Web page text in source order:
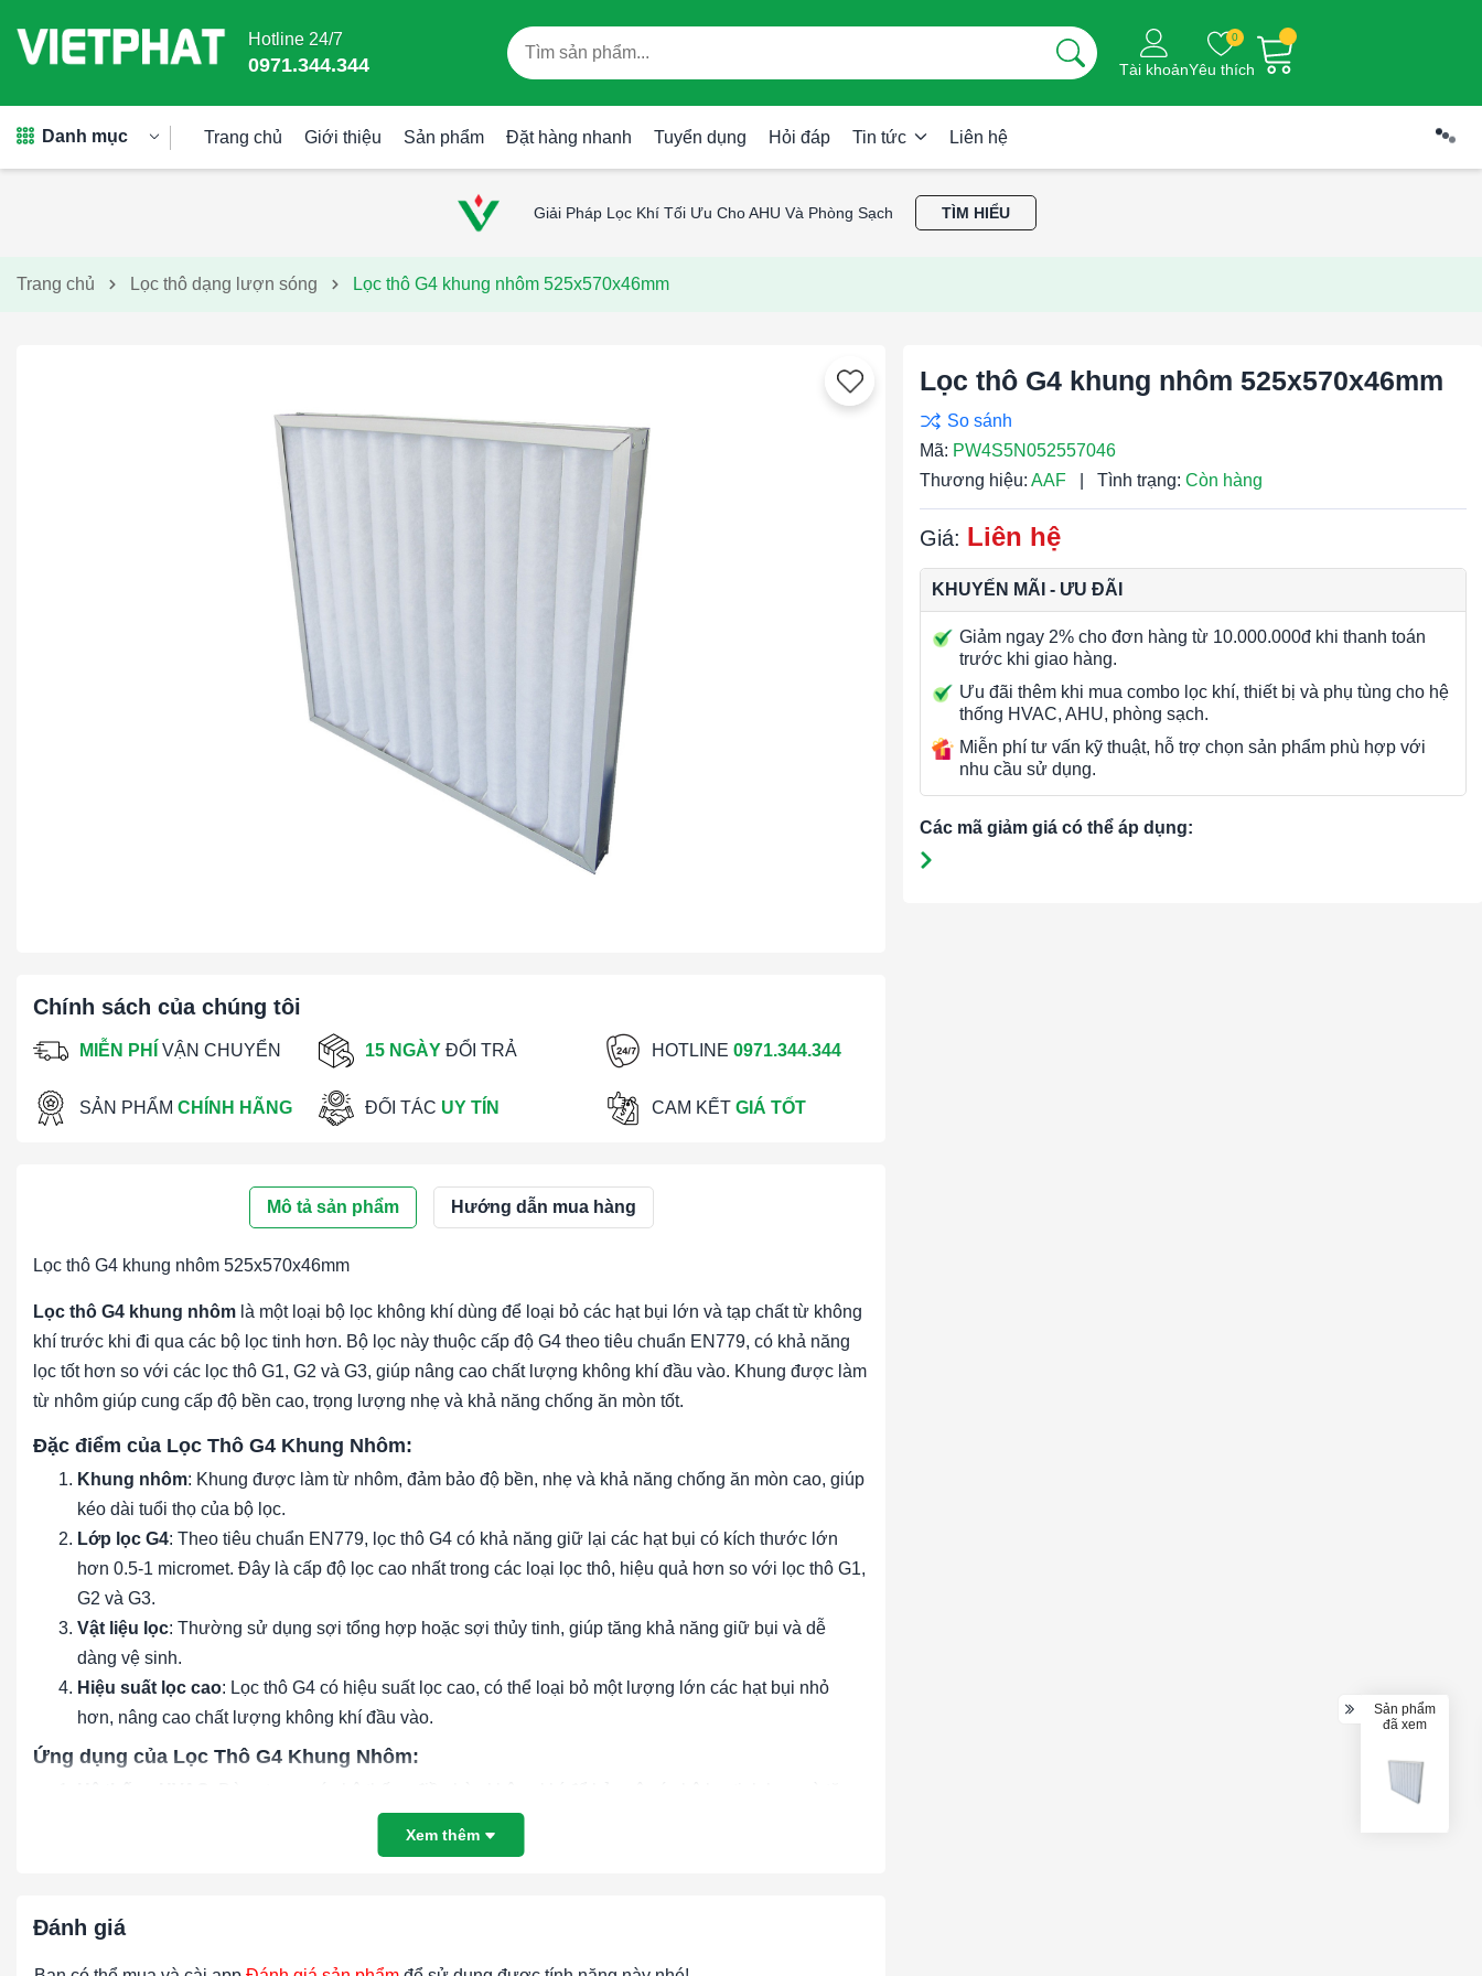
Hotline 24/7
0971.344.344 Tài khoản
0
Yêu thích
Danh mục Trang chủ Giới thiệu Sản phẩm Đặt hàng nhanh Tuyển dụng Hỏi đáp Tin tức Liên hệ
Giải Pháp Lọc Khí Tối Ưu Cho AHU Và Phòng Sạch TÌM HIỂU
Trang chủ Lọc thô dạng lượn sóng Lọc thô G4 khung nhôm 525x570x46mm
Chính sách của chúng tôi
MIỄN PHÍ VẬN CHUYỂN 15 NGÀY ĐỔI TRẢ HOTLINE 0971.344.344
SẢN PHẨM CHÍNH HÃNG ĐỐI TÁC UY TÍN CAM KẾT GIÁ TỐT
Mô tả sản phẩm Hướng dẫn mua hàng
Lọc thô G4 khung nhôm 525x570x46mm
Lọc thô G4 khung nhôm là một loại bộ lọc không khí dùng để loại bỏ các hạt bụi lớn và tạp chất từ không
khí trước khi đi qua các bộ lọc tinh hơn. Bộ lọc này thuộc cấp độ G4 theo tiêu chuẩn EN779, có khả năng
lọc tốt hơn so với các lọc thô G1, G2 và G3, giúp nâng cao chất lượng không khí đầu vào. Khung được làm
từ nhôm giúp cung cấp độ bền cao, trọng lượng nhẹ và khả năng chống ăn mòn tốt.
Đặc điểm của Lọc Thô G4 Khung Nhôm:
Khung nhôm: Khung được làm từ nhôm, đảm bảo độ bền, nhẹ và khả năng chống ăn mòn cao, giúp
kéo dài tuổi thọ của bộ lọc.
Lớp lọc G4: Theo tiêu chuẩn EN779, lọc thô G4 có khả năng giữ lại các hạt bụi có kích thước lớn
hơn 0.5-1 micromet. Đây là cấp độ lọc cao nhất trong các loại lọc thô, hiệu quả hơn so với lọc thô G1,
G2 và G3.
Vật liệu lọc: Thường sử dụng sợi tổng hợp hoặc sợi thủy tinh, giúp tăng khả năng giữ bụi và dễ
dàng vệ sinh.
Hiệu suất lọc cao: Lọc thô G4 có hiệu suất lọc cao, có thể loại bỏ một lượng lớn các hạt bụi nhỏ
hơn, nâng cao chất lượng không khí đầu vào.
Ứng dụng của Lọc Thô G4 Khung Nhôm:
: Sử dụng trong các quy trình công nghiệp để loại bỏ các hạt bụi lớn, bảo vệ máy
bụi lớn trước khi không khí đi qua các bộ lọc HEPA hoặc ULPA.
Tòa nhà thương mại và dân cư: Cải thiện chất lượng không khí trong các tòa nhà văn phòng, trung
Xem thêm
Đánh giá
Lọc thô G4 khung nhôm 525x570x46mm
Mã: PW4S5N052557046
Thương hiệu: AAF Tình trạng: Còn hàng
Giá: Liên hệ
KHUYẾN MÃI - ƯU ĐÃI
Giảm ngay 2% cho đơn hàng từ 10.000.000đ khi thanh toán
trước khi giao hàng.
Ưu đãi thêm khi mua combo lọc khí, thiết bị và phụ tùng cho hệ
thống HVAC, AHU, phòng sạch.
Miễn phí tư vấn kỹ thuật, hỗ trợ chọn sản phẩm phù hợp với
nhu cầu sử dụng.
Các mã giảm giá có thể áp dụng:
Sản phẩm
đã xem